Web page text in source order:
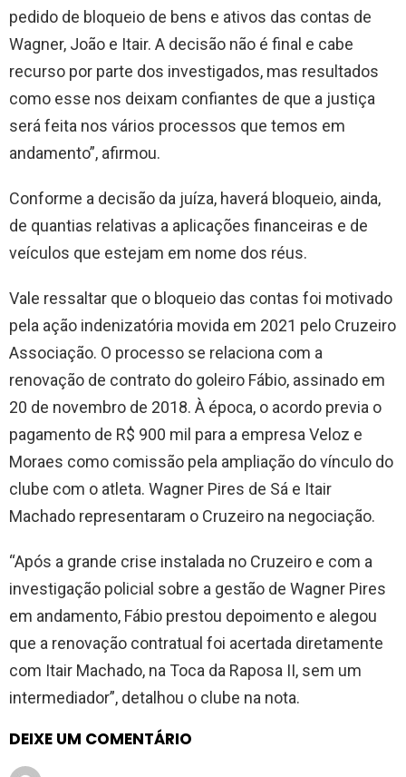
pedido de bloqueio de bens e ativos das contas de
Wagner, João e Itair. A decisão não é final e cabe
recurso por parte dos investigados, mas resultados
como esse nos deixam confiantes de que a justiça
será feita nos vários processos que temos em
andamento”, afirmou.
Conforme a decisão da juíza, haverá bloqueio, ainda,
de quantias relativas a aplicações financeiras e de
veículos que estejam em nome dos réus.
Vale ressaltar que o bloqueio das contas foi motivado
pela ação indenizatória movida em 2021 pelo Cruzeiro
Associação. O processo se relaciona com a
renovação de contrato do goleiro Fábio, assinado em
20 de novembro de 2018. À época, o acordo previa o
pagamento de R$ 900 mil para a empresa Veloz e
Moraes como comissão pela ampliação do vínculo do
clube com o atleta. Wagner Pires de Sá e Itair
Machado representaram o Cruzeiro na negociação.
“Após a grande crise instalada no Cruzeiro e com a
investigação policial sobre a gestão de Wagner Pires
em andamento, Fábio prestou depoimento e alegou
que a renovação contratual foi acertada diretamente
com Itair Machado, na Toca da Raposa II, sem um
intermediador”, detalhou o clube na nota.
DEIXE UM COMENTÁRIO